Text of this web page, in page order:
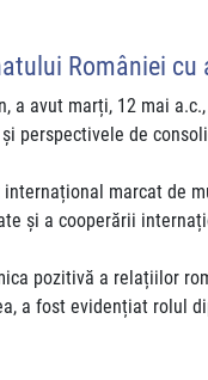
României
a avut marți, 12 mai
perspectivele de
marcat de
și a cooperării
pozitivă a relațiilor
a fost evidențiat